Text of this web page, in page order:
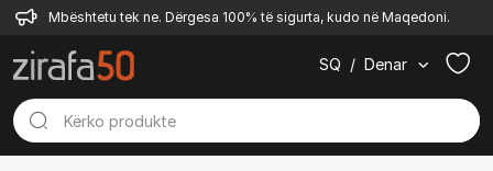
Mbështetu tek ne. Dërgesa 100% të sigurta, kudo në Maqedoni.
SQ / Denar